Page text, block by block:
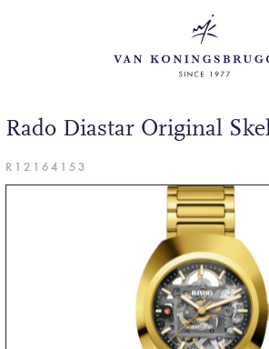
Rado Diastar Original
R12164153